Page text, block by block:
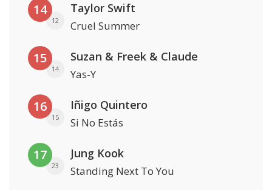
14
12
Taylor Swift
Cruel Summer
15
14
Suzan & Freek & Claude
Yas-Y
16
15
Iñigo Quintero
Si No Estás
17
23
Jung Kook
Standing Next To You